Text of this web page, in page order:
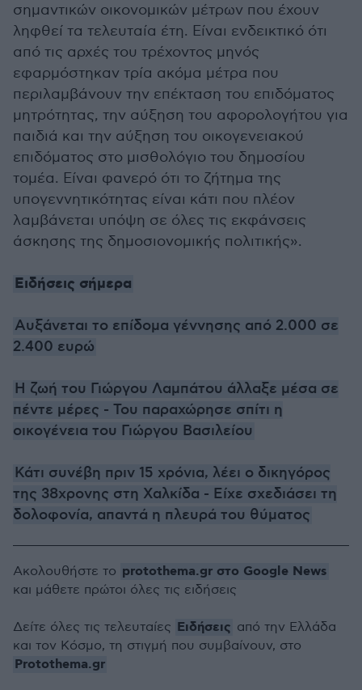
σημαντικών οικονομικών μέτρων που έχουν
ληφθεί τα τελευταία έτη. Είναι ενδεικτικό ότι
από τις αρχές του τρέχοντος μηνός
εφαρμόστηκαν τρία ακόμα μέτρα που
περιλαμβάνουν την επέκταση του επιδόματος
μητρότητας, την αύξηση του αφορολογήτου για
παιδιά και την αύξηση του οικογενειακού
επιδόματος στο μισθολόγιο του δημοσίου
τομέα. Είναι φανερό ότι το ζήτημα της
υπογεννητικότητας είναι κάτι που πλέον
λαμβάνεται υπόψη σε όλες τις εκφάνσεις
άσκησης της δημοσιονομικής πολιτικής».
Ειδήσεις σήμερα
Αυξάνεται το επίδομα γέννησης από 2.000 σε
2.400 ευρώ
Η ζωή του Γιώργου Λαμπάτου άλλαξε μέσα σε
πέντε μέρες - Του παραχώρησε σπίτι η
οικογένεια του Γιώργου Βασιλείου
Κάτι συνέβη πριν 15 χρόνια, λέει ο δικηγόρος
της 38χρονης στη Χαλκίδα - Είχε σχεδιάσει τη
δολοφονία, απαντά η πλευρά του θύματος
Ακολουθήστε το protothema.gr στο Google News
και μάθετε πρώτοι όλες τις ειδήσεις
Δείτε όλες τις τελευταίες Ειδήσεις από την Ελλάδα
και τον Κόσμο, τη στιγμή που συμβαίνουν, στο
Protothema.gr